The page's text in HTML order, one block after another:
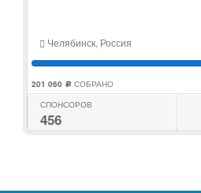
Челябинск, Россия
201 060 c СОБРАНО
СПОНСОРОВ
456